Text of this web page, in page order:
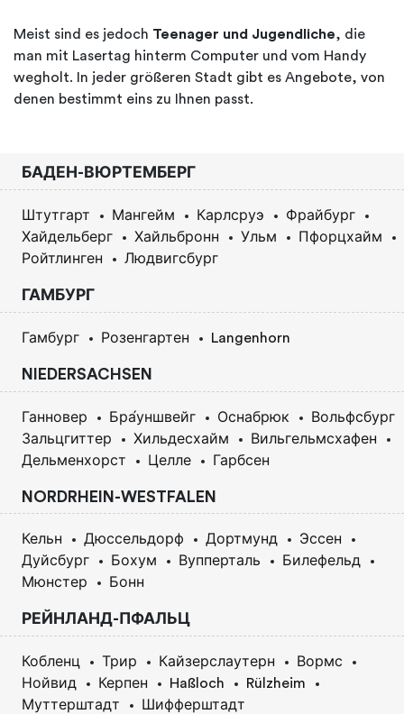
Meist sind es jedoch Teenager und Jugendliche, die
man mit Lasertag hinterm Computer und vom Handy
wegholt. In jeder größeren Stadt gibt es Angebote, von
denen bestimmt eins zu Ihnen passt.
БАДЕН-ВЮРТЕМБЕРГ
Штутгарт Мангейм Карлсруэ
Фрайбург
Хайдельберг
Хайльбронн Ульм
Пфорцхайм
Ройтлинген
Людвигсбург
ГАМБУРГ
Гамбург Розенгартен Langenhorn
NIEDERSACHSEN
Ганновер Бра́уншвейг Оснабрюк
Вольфсбург
Зальцгиттер
Хильдесхайм
Вильгельмсхафен
Дельменхорст
Целле Гарбсен
NORDRHEIN-WESTFALEN
Кельн Дюссельдорф Дортмунд
Эссен
Дуйсбург
Бохум Вупперталь
Билефельд
Мюнстер
Бонн
РЕЙНЛАНД-ПФАЛЬЦ
Кобленц Трир Кайзерслаутерн
Вормс
Нойвид
Керпен Haßloch
Rülzheim
Муттерштадт
Шифферштадт